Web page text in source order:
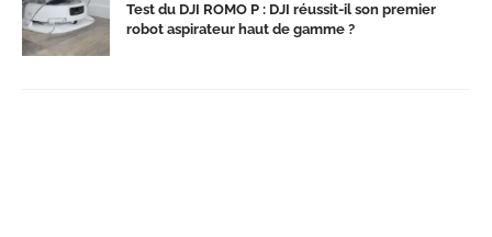
Test du DJI ROMO P : DJI réussit-il son premier
robot aspirateur haut de gamme ?